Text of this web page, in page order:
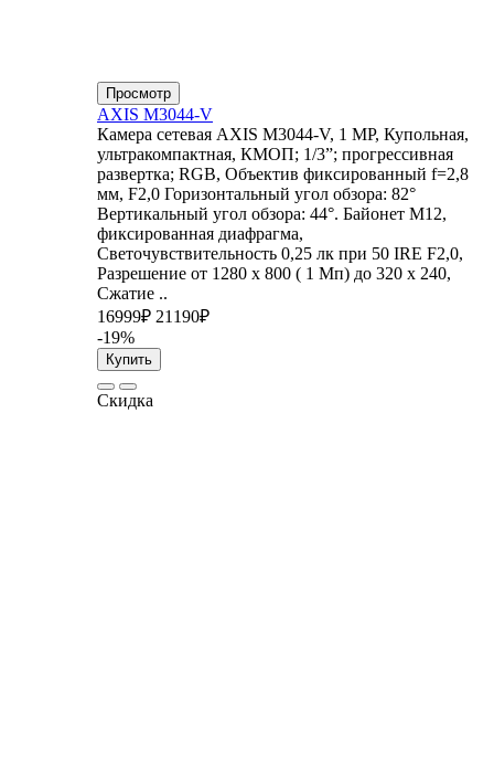
Просмотр
AXIS M3044-V
Камера сетевая AXIS M3044-V, 1 MP, Купольная,
ультракомпактная, КМОП; 1/3”; прогрессивная
развертка; RGB, Объектив фиксированный f=2,8
мм, F2,0 Горизонтальный угол обзора: 82°
Вертикальный угол обзора: 44°. Байонет М12,
фиксированная диафрагма,
Светочувствительность 0,25 лк при 50 IRE F2,0,
Разрешение от 1280 x 800 ( 1 Мп) до 320 x 240,
Сжатие ..
16999₽ 21190₽
-19%
Купить
Скидка